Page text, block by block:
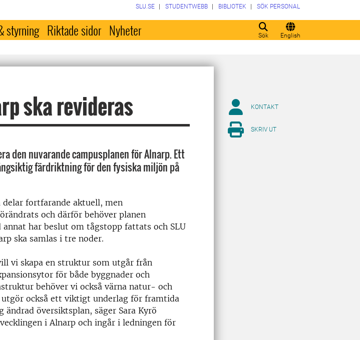
Sök English
SLU.SE STUDENTWEBB BIBLIOTEK SÖK PERSONAL
styrning Riktade sidor Nyheter
ska revideras
den nuvarande campusplanen för Alnarp. Ett
färdriktning för den fysiska miljön på
delar fortfarande aktuell, men
och därför behöver planen
har beslut om tågstopp fattats och SLU
ska samlas i tre noder.
vi skapa en struktur som utgår från
för både byggnader och
behöver vi också värna natur- och
också ett viktigt underlag för framtida
översiktsplan, säger Sara Kyrö
i Alnarp och ingår i ledningen för
KONTAKT
SKRIV UT